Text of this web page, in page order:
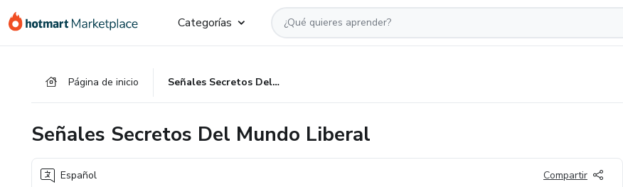
Categorías
Página de inicio Señales Secretos Del Mundo Liberal
Señales Secretos Del Mundo Liberal
Español Compartir